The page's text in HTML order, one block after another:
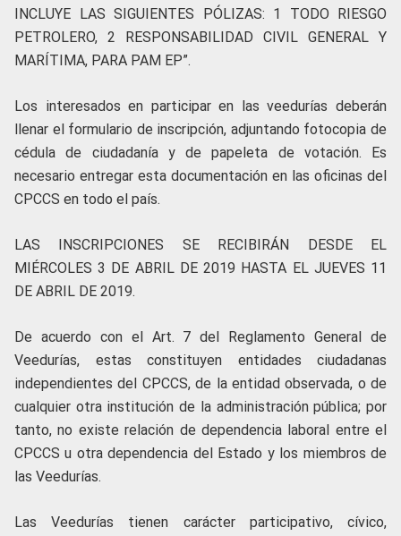
INCLUYE LAS SIGUIENTES PÓLIZAS: 1 TODO RIESGO
PETROLERO, 2 RESPONSABILIDAD CIVIL GENERAL Y
MARÍTIMA, PARA PAM EP”.
Los interesados en participar en las veedurías deberán
llenar el formulario de inscripción, adjuntando fotocopia de
cédula de ciudadanía y de papeleta de votación. Es
necesario entregar esta documentación en las oficinas del
CPCCS en todo el país.
LAS INSCRIPCIONES SE RECIBIRÁN DESDE EL
MIÉRCOLES 3 DE ABRIL DE 2019 HASTA EL JUEVES 11
DE ABRIL DE 2019.
De acuerdo con el Art. 7 del Reglamento General de
Veedurías, estas constituyen entidades ciudadanas
independientes del CPCCS, de la entidad observada, o de
cualquier otra institución de la administración pública; por
tanto, no existe relación de dependencia laboral entre el
CPCCS u otra dependencia del Estado y los miembros de
las Veedurías.
Las Veedurías tienen carácter participativo, cívico,